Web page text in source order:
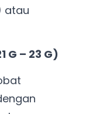
atau
G – 23 G)